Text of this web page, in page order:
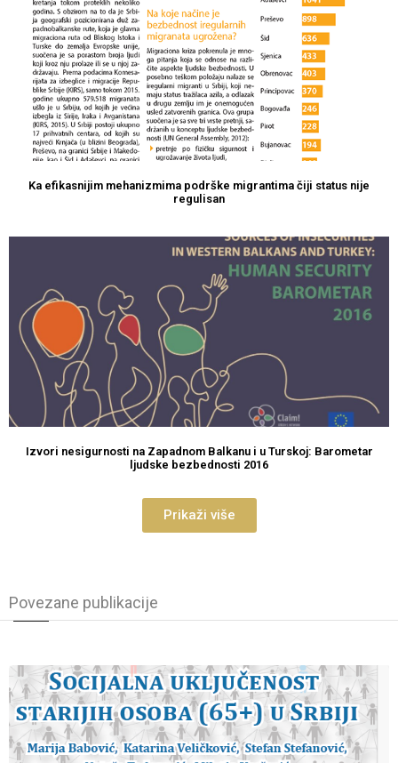
Ka efikasnijim mehanizmima podrške migrantima čiji status nije
regulisan
Izvori nesigurnosti na Zapadnom Balkanu i u Turskoj: Barometar
ljudske bezbednosti 2016
Prikaži više
Povezane publikacije